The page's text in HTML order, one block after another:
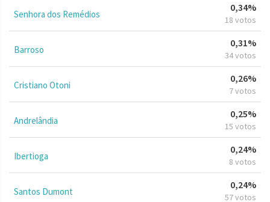
Senhora dos Remédios
0,34%
18 votos
Barroso
0,31%
34 votos
Cristiano Otoni
0,26%
7 votos
Andrelândia
0,25%
15 votos
Ibertioga
0,24%
8 votos
Santos Dumont
0,24%
57 votos